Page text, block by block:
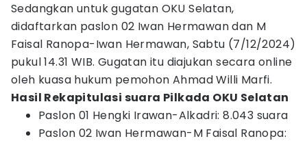
Sedangkan untuk gugatan OKU Selatan,
didaftarkan paslon 02 Iwan Hermawan dan M
Faisal Ranopa-Iwan Hermawan, Sabtu (7/12/2024)
pukul 14.31 WIB. Gugatan itu diajukan secara online
oleh kuasa hukum pemohon Ahmad Willi Marfi.
Hasil Rekapitulasi suara Pilkada OKU Selatan
Paslon 01 Hengki Irawan-Alkadri: 8.043 suara
Paslon 02 Iwan Hermawan-M Faisal Ranopa: